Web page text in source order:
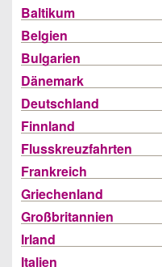
Baltikum
Belgien
Bulgarien
Dänemark
Deutschland
Finnland
Flusskreuzfahrten
Frankreich
Griechenland
Großbritannien
Irland
Italien